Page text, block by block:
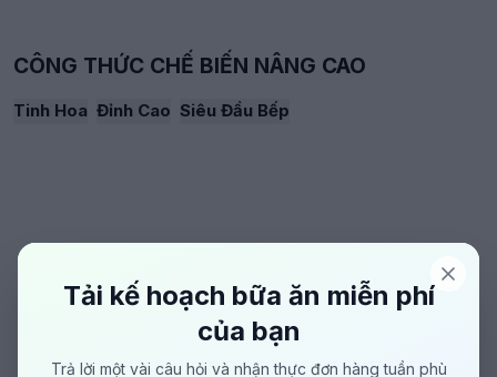
Tải kế hoạch bữa ăn miễn phí
của bạn
Trả lời một vài câu hỏi và nhận thực đơn hàng tuần phù
CÔNG THỨC CHẾ BIẾN NÂNG CAO
Tinh Hoa Đỉnh Cao Siêu Đầu Bếp